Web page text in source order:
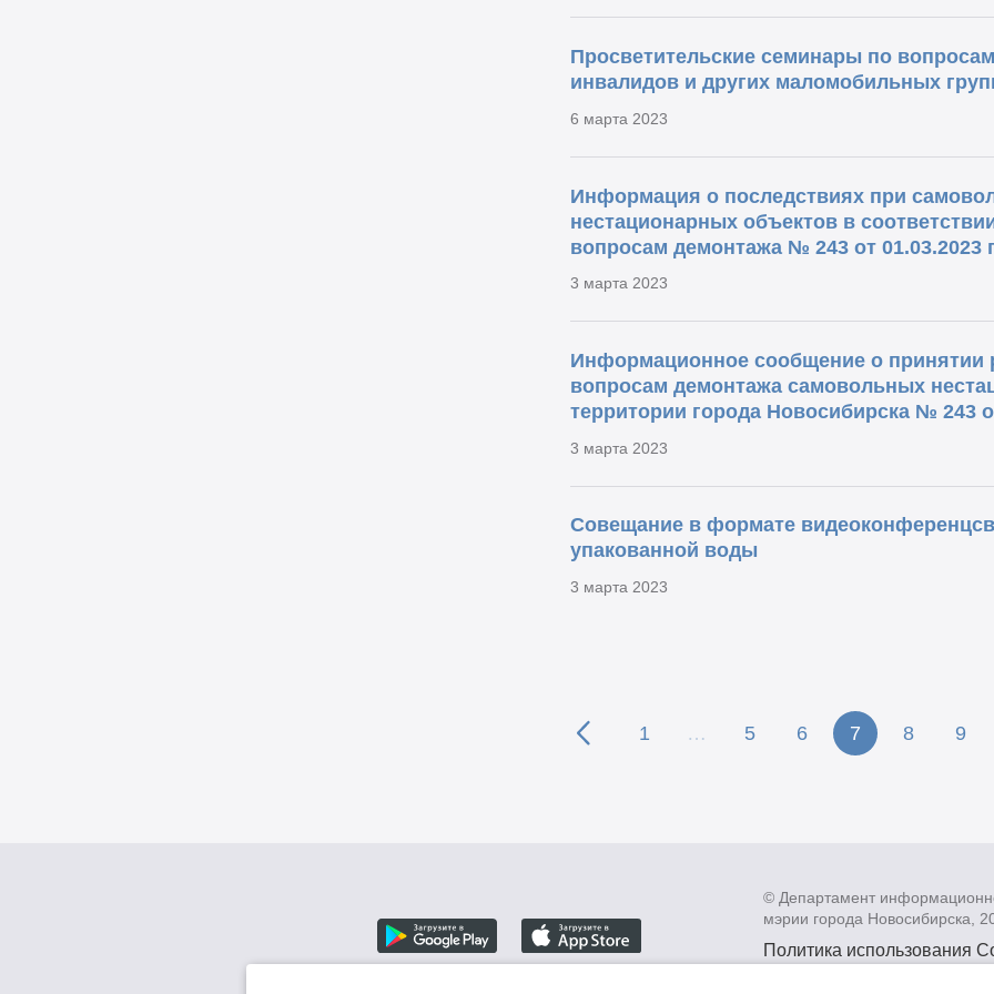
Просветительские семинары по
инвалидов и других маломобильных
6 марта 2023
Информация о последствиях при
нестационарных объектов в
вопросам демонтажа № 243 от 01.03.2023
3 марта 2023
Информационное сообщение о принятии
вопросам демонтажа самовольных
территории города Новосибирска № 243
3 марта 2023
Совещание в формате
упакованной воды
3 марта 2023
1 … 5 6 7 8 9
© Департамент
мэрии города Новосибирска,
Политика использования